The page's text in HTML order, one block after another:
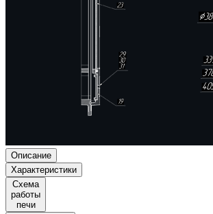
Описание
Характеристики
Схема
работы
печи